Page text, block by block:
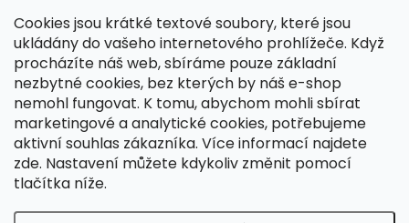
Cookies jsou krátké textové soubory, které jsou
ukládány do vašeho internetového prohlížeče. Když
procházíte náš web, sbíráme pouze základní
nezbytné cookies, bez kterých by náš e-shop
nemohl fungovat. K tomu, abychom mohli sbírat
marketingové a analytické cookies, potřebujeme
aktivní souhlas zákazníka. Více informací najdete
zde. Nastavení můžete kdykoliv změnit pomocí
tlačítka níže.
KONTAKT
dotazy@spongr.cz
+420 776 663 962
https://www.facebook.com/spongr.cz
spongr.cz